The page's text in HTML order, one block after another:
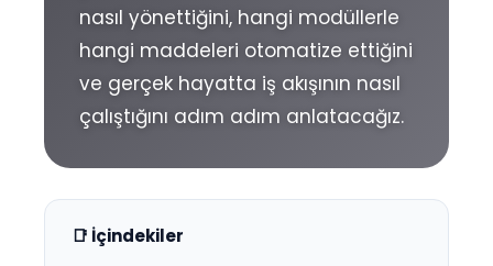
nasıl yönettiğini, hangi modüllerle
hangi maddeleri otomatize ettiğini
ve gerçek hayatta iş akışının nasıl
çalıştığını adım adım anlatacağız.
📑 İçindekiler